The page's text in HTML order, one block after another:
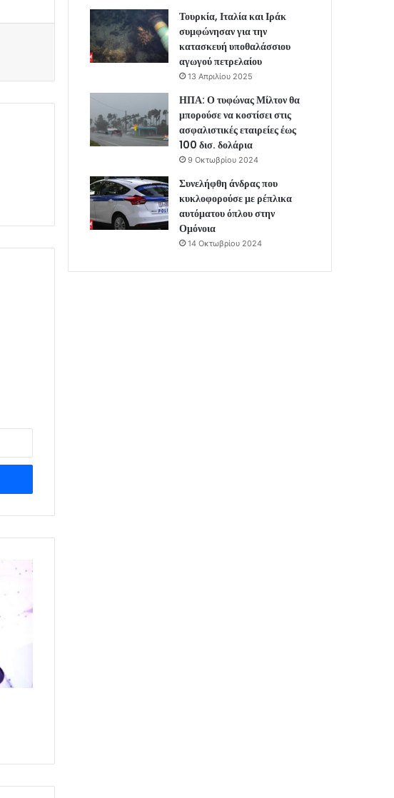
Τουρκία, Ιταλία και Ιράκ
συμφώνησαν για την
κατασκευή υποθαλάσσιου
αγωγού πετρελαίου
13 Απριλίου 2025
ΗΠΑ: Ο τυφώνας Μίλτον θα
μπορούσε να κοστίσει στις
ασφαλιστικές εταιρείες έως
100 δισ. δολάρια
9 Οκτωβρίου 2024
Συνελήφθη άνδρας που
κυκλοφορούσε με ρέπλικα
αυτόματου όπλου στην
Ομόνοια
14 Οκτωβρίου 2024